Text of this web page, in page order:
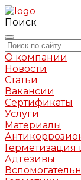
Поиск
О компании
Новости
Статьи
Вакансии
Сертификаты
Услуги
Материалы
Герметизация
Адгезивы